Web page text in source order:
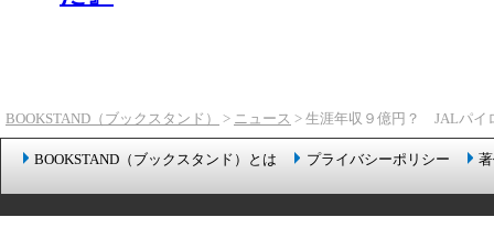
BOOKSTAND（ブックスタンド） > ニュース > 生涯年収９億円？ JALパイ
BOOKSTAND（ブックスタンド）とは プライバシーポリシー